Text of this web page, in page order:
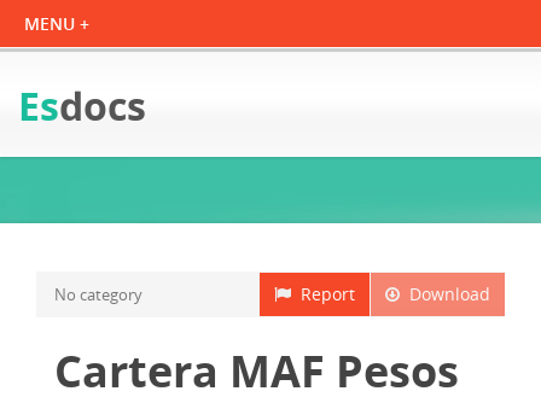
Esdocs
Download
Report
No category
Cartera MAF Pesos